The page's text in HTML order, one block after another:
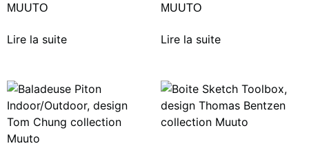
MUUTO
Lire la suite
MUUTO
Lire la suite